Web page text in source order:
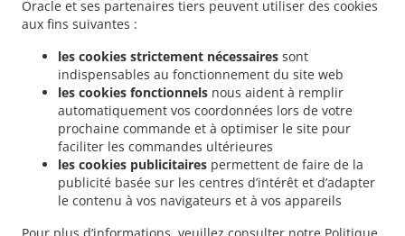
Oracle et ses partenaires tiers peuvent utiliser des cookies
aux fins suivantes :
les cookies strictement nécessaires sont
indispensables au fonctionnement du site web
les cookies fonctionnels nous aident à remplir
automatiquement vos coordonnées lors de votre
prochaine commande et à optimiser le site pour
faciliter les commandes ultérieures
les cookies publicitaires permettent de faire de la
publicité basée sur les centres d’intérêt et d’adapter
le contenu à vos navigateurs et à vos appareils
Livraison de plats cuisinés Marocain La Rochelle Vieille Ville
.
de plats cuisinés Marocain Puilboreau
Livraison de plats cuisinés Marocain Lagord
Livraison de plats cuisinés Marocain Aytré . Livraison de plats cuisinés Marocain
Livraison de plats cuisinés Marocain L'Houmeau . Livraison de plats cuisinés
.
Livraison de plats cuisinés Marocain Saint-Rogatien . Livraison de plats cuisinés
Marocain Montroy
. Livraison de plats cuisinés Marocain Le Bois-Plage-en-Ré